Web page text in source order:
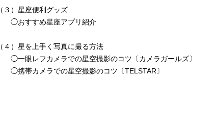
（３）星座便利グッズ
◯おすすめ星座アプリ紹介
（４）星を上手く写真に撮る方法
◯一眼レフカメラでの星空撮影のコツ〔カメラガールズ〕
◯携帯カメラでの星空撮影のコツ〔TELSTAR〕